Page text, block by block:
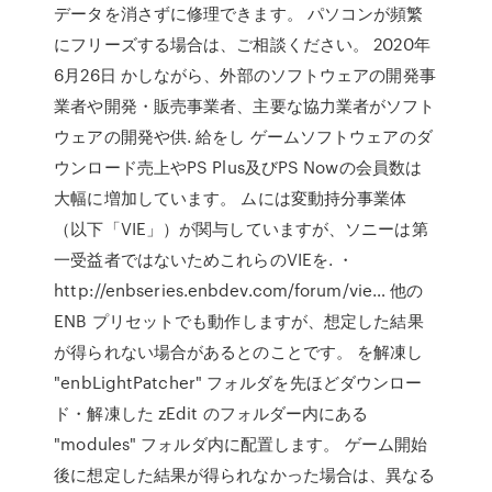
データを消さずに修理できます。 パソコンが頻繁
にフリーズする場合は、ご相談ください。 2020年
6月26日 かしながら、外部のソフトウェアの開発事
業者や開発・販売事業者、主要な協力業者がソフト
ウェアの開発や供. 給をし ゲームソフトウェアのダ
ウンロード売上やPS Plus及びPS Nowの会員数は
大幅に増加しています。 ムには変動持分事業体
（以下「VIE」）が関与していますが、ソニーは第
一受益者ではないためこれらのVIEを. ・
http://enbseries.enbdev.com/forum/vie… 他の
ENB プリセットでも動作しますが、想定した結果
が得られない場合があるとのことです。 を解凍し
"enbLightPatcher" フォルダを先ほどダウンロー
ド・解凍した zEdit のフォルダー内にある
"modules" フォルダ内に配置します。 ゲーム開始
後に想定した結果が得られなかった場合は、異なる